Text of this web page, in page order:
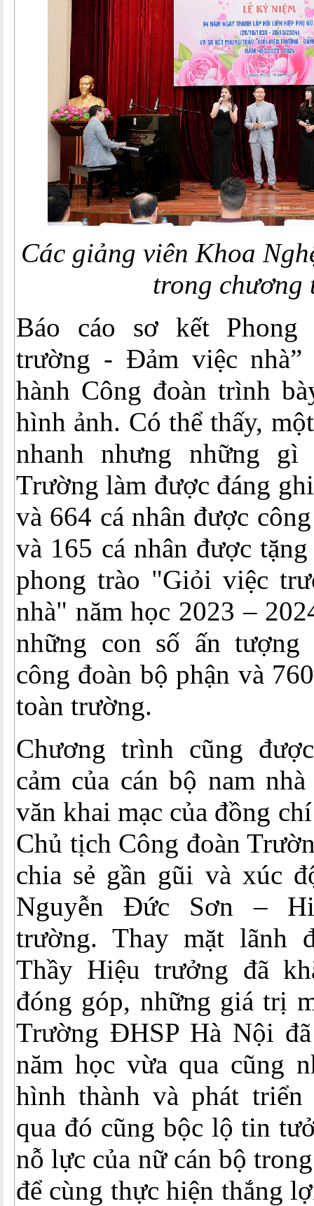
Các giảng viên Khoa
trong chương
Báo cáo sơ kết
trường - Đảm việc nhà”
hành Công đoàn trình
hình ảnh. Có thể thấy,
nhanh nhưng những
Trường làm được đáng
và 664 cá nhân được
và 165 cá nhân được
phong trào "Giỏi việc
nhà" năm học 2023 –
những con số ấn
công đoàn bộ phận và
toàn trường.
Chương trình cũng
cảm của cán bộ nam
văn khai mạc của đồng
Chủ tịch Công đoàn
chia sẻ gần gũi và xúc
Nguyễn Đức Sơn –
trường. Thay mặt lãnh
Thầy Hiệu trưởng đã
đóng góp, những giá trị
Trường ĐHSP Hà Nội
năm học vừa qua cũng
hình thành và phát triển
qua đó cũng bộc lộ tin
nỗ lực của nữ cán bộ
để cùng thực hiện thắng